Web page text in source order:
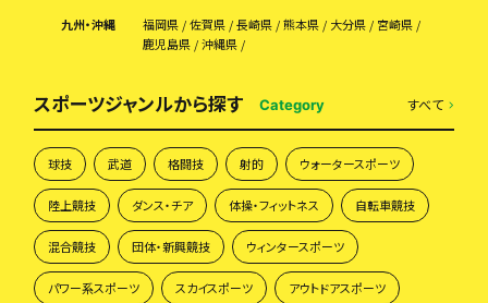
九州・沖縄
福岡県 佐賀県 長崎県 熊本県 大分県
宮崎県
鹿児島県
沖縄県
スポーツジャンルから探す Category すべて
球技 武道 格闘技 射的 ウォータースポーツ
陸上競技 ダンス・チア 体操・フィットネス 自転車競技
混合競技 団体・新興競技 ウィンタースポーツ
パワー系スポーツ スカイスポーツ アウトドアスポーツ